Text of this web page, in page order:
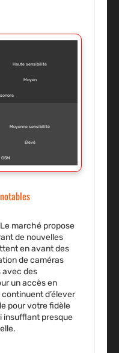
Haute sensibilité
Moyen
Moyenne sensibilité
Élevé
Le marché propose
de nouvelles
en avant des
de caméras
avec des
un accès en
d’élever
pour votre fidèle
insufflant presque